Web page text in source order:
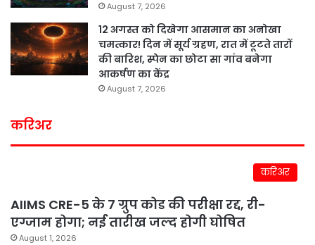
August 7, 2026
12 अगस्त को दिखेगा आसमान का अनोखा
चमत्कार! दिन में सूर्य ग्रहण, रात में टूटते तारों
की बारिश, स्पेन का छोटा सा गांव बनेगा
आकर्षण का केंद्र
August 7, 2026
करिअर
करिअर
AIIMS CRE-5 के 7 ग्रुप कोड की परीक्षा रद्द, री-
एग्जाम होगा; नई तारीख जल्द होगी घोषित
August 1, 2026